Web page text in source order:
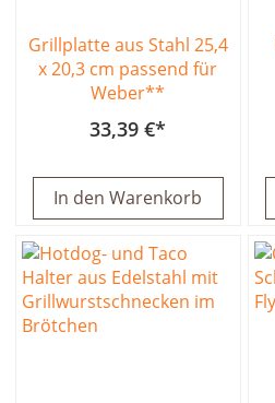
Grillplatte aus Stahl 25,4
x 20,3 cm passend für
Weber**
33,39 €
In den Warenkorb